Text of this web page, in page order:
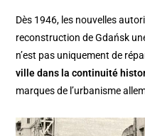
Dès 1946, les nouvelles
reconstruction de Gdańsk
n’est pas uniquement de
ville dans la continuité
marques de l’urbanisme